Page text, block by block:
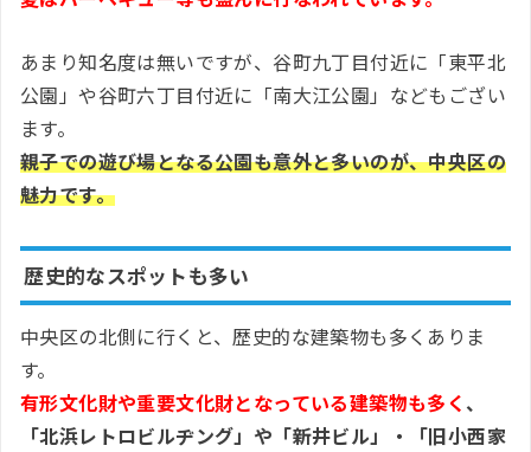
あまり知名度は無いですが、谷町九丁目付近に「東平北
公園」や谷町六丁目付近に「南大江公園」などもござい
ます。
親子での遊び場となる公園も意外と多いのが、中央区の
魅力です。
歴史的なスポットも多い
中央区の北側に行くと、歴史的な建築物も多くありま
す。
有形文化財や重要文化財となっている建築物も多く 、
「北浜レトロビルヂング」や「新井ビル」・「旧小西家